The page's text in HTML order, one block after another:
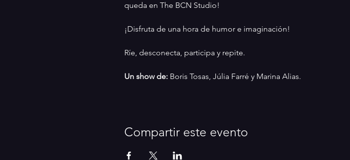
queda en The BCN Studio!
¡Disfruta de una hora de humor e imaginación!
Ríe, desconecta, participa y repite.
Un show de: Boris Tosas, Júlia Farré y Marina Alias.
Compartir este evento